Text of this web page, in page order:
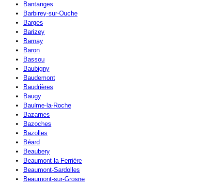
Bantanges
Barbirey-sur-Ouche
Barges
Barizey
Barnay
Baron
Bassou
Baubigny
Baudemont
Baudrières
Baugy
Baulme-la-Roche
Bazarnes
Bazoches
Bazolles
Béard
Beaubery
Beaumont-la-Ferrière
Beaumont-Sardolles
Beaumont-sur-Grosne